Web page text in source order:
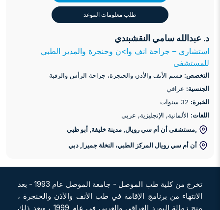
طلب معلومات الموعد
د. عبدالله سامي النقشبندي
استشاري – جراحة انف وا>ن وحنجرة والمدير الطبي
للمستشفى
التخصص: قسم الأنف والأذن والحنجرة، جراحة الرأس والرقبة
الجنسية: عراقي
الخبرة:
اللغات: الألمانية, الإنجليزية, عربي
,مستشفى أن أم سي رويال, مدينة خليفة , أبو ظبي
أن أم سي رويال المركز الطبي، النخلة جميرا , دبي
تخرج من كلية طب الموصل - جامعة الموصل عام 1993 - بعد
الانتهاء من برنامج الإقامة في طب الأنف والأذن والحنجرة ،
منح زمالة البورد العراقي والعربي في عام 1999 ، وبعد ذلك